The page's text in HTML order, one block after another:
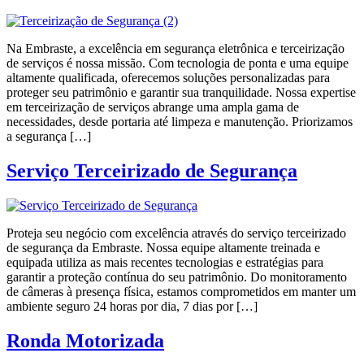
Na Embraste, a excelência em segurança eletrônica e terceirização
de serviços é nossa missão. Com tecnologia de ponta e uma equipe
altamente qualificada, oferecemos soluções personalizadas para
proteger seu patrimônio e garantir sua tranquilidade. Nossa expertise
em terceirização de serviços abrange uma ampla gama de
necessidades, desde portaria até limpeza e manutenção. Priorizamos
a segurança […]
Serviço Terceirizado de Segurança
Proteja seu negócio com excelência através do serviço terceirizado
de segurança da Embraste. Nossa equipe altamente treinada e
equipada utiliza as mais recentes tecnologias e estratégias para
garantir a proteção contínua do seu patrimônio. Do monitoramento
de câmeras à presença física, estamos comprometidos em manter um
ambiente seguro 24 horas por dia, 7 dias por […]
Ronda Motorizada